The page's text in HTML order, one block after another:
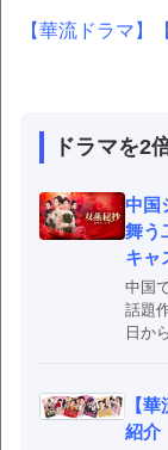
【華流ドラマ】
ドラマを2
中国
舞う
キャ
中国
話題
日か
【
紹介